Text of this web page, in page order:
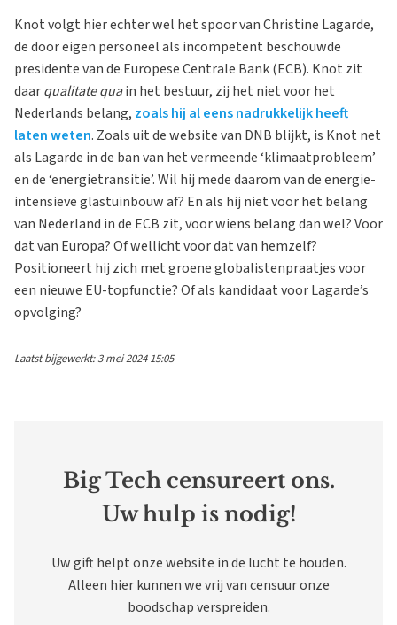
Knot volgt hier echter wel het spoor van Christine Lagarde,
de door eigen personeel als incompetent beschouwde
presidente van de Europese Centrale Bank (ECB). Knot zit
daarqualitate quain het bestuur, zij het niet voor het
Nederlands belang, zoals hij al eens nadrukkelijk heeft
laten weten. Zoals uit de website van DNB blijkt, is Knot net
als Lagarde in de ban van het vermeende ‘klimaatprobleem’
en de ‘energietransitie’. Wil hij mede daarom van de energie-
intensieve glastuinbouw af? En als hij niet voor het belang
van Nederland in de ECB zit, voor wiens belang dan wel? Voor
dat van Europa? Of wellicht voor dat van hemzelf?
Positioneert hij zich met groene globalistenpraatjes voor
een nieuwe EU-topfunctie? Of als kandidaat voor Lagarde’s
opvolging?
Laatst bijgewerkt: 3 mei 2024 15:05
Big Tech censureert ons.
Uw hulp is nodig!
Uw gift helpt onze website in de lucht te houden.
Alleen hier kunnen we vrij van censuur onze
boodschap verspreiden.